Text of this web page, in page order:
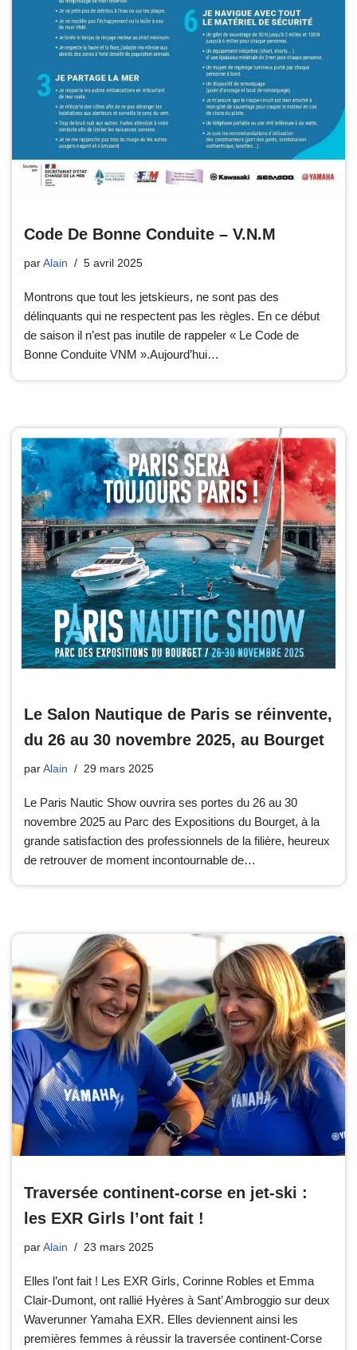
Code De Bonne Conduite – V.N.M
par Alain 5 avril 2025
Montrons que tout les jetskieurs, ne sont pas des
délinquants qui ne respectent pas les règles. En ce début
de saison il n’est pas inutile de rappeler « Le Code de
Bonne Conduite VNM ».Aujourd’hui…
Le Salon Nautique de Paris se réinvente,
du 26 au 30 novembre 2025, au Bourget
par Alain 29 mars 2025
Le Paris Nautic Show ouvrira ses portes du 26 au 30
novembre 2025 au Parc des Expositions du Bourget, à la
grande satisfaction des professionnels de la filière, heureux
de retrouver de moment incontournable de…
Traversée continent-corse en jet-ski :
les EXR Girls l’ont fait !
par Alain 23 mars 2025
Elles l’ont fait ! Les EXR Girls, Corinne Robles et Emma
Clair-Dumont, ont rallié Hyères à Sant’ Ambroggio sur deux
Waverunner Yamaha EXR. Elles deviennent ainsi les
premières femmes à réussir la traversée continent-Corse